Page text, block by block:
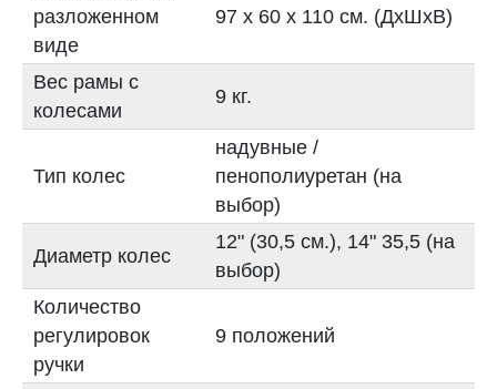
разложенном
виде
97 х 60 х 110 см. (ДxШxВ)
Вес рамы с
колесами
9 кг.
Тип колес
надувные /
пенополиуретан (на
выбор)
Диаметр колес
12" (30,5 см.), 14" 35,5 (на
выбор)
Количество
регулировок
ручки
9 положений